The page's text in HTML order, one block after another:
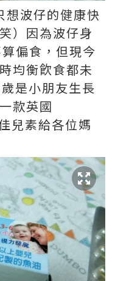
波仔的健康快
）因為波仔身
偏食，但現今
均衡飮食都未
是小朋友生長
款英國
兒素給各位媽